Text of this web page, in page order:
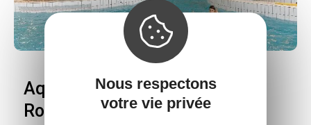
Aquavallon pôle aquatique de
Rodez Agglomération
Nous respectons
votre vie privée